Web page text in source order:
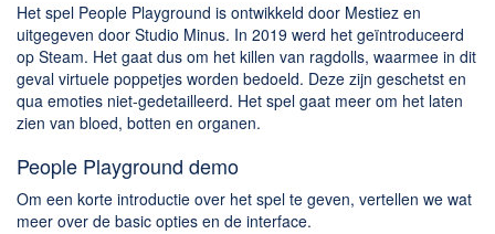
Het spel People Playground is ontwikkeld door Mestiez en
uitgegeven door Studio Minus. In 2019 werd het geïntroduceerd
op Steam. Het gaat dus om het killen van ragdolls, waarmee in dit
geval virtuele poppetjes worden bedoeld. Deze zijn geschetst en
qua emoties niet-gedetailleerd. Het spel gaat meer om het laten
zien van bloed, botten en organen.
People Playground demo
Om een korte introductie over het spel te geven, vertellen we wat
meer over de basic opties en de interface.